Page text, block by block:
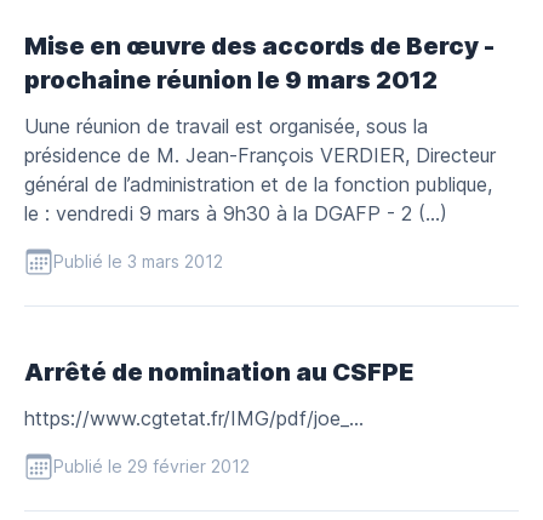
Mise en œuvre des accords de Bercy -
prochaine réunion le 9 mars 2012
Uune réunion de travail est organisée, sous la
présidence de M. Jean-François VERDIER, Directeur
général de l’administration et de la fonction publique,
le : vendredi 9 mars à 9h30 à la DGAFP - 2 (…)
Publié le 3 mars 2012
Arrêté de nomination au CSFPE
https://www.cgtetat.fr/IMG/pdf/joe_...
Publié le 29 février 2012